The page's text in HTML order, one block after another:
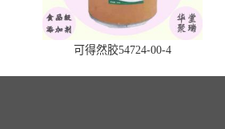
可得然胶54724-00-4